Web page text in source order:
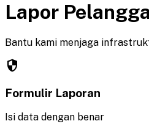
Lapor
Bantu kami menjaga
security
Formulir Laporan
Isi data dengan benar